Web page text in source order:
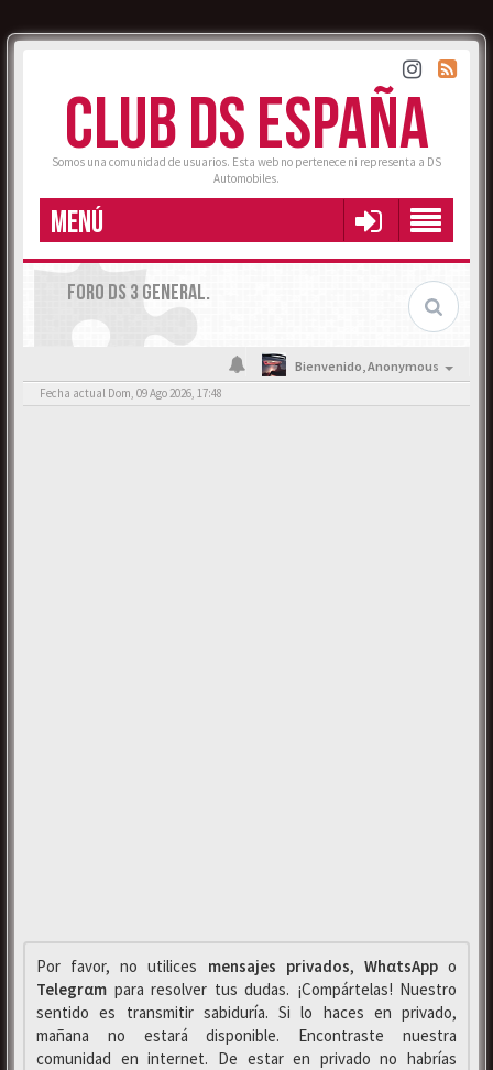
CLUB DS ESPAÑA
Somos una comunidad de usuarios. Esta web no pertenece ni representa a DS
Automobiles.
MENÚ
FORO DS 3 GENERAL.
Bienvenido,Anonymous
Fecha actual Dom, 09 Ago 2026, 17:48
Por favor, no utilices mensajes privados, WhαtsAppo
Telegrαm para resolver tus dudas. ¡Compártelas! Nuestro
sentido es transmitir sabiduría. Si lo haces en privado,
mañana no estará disponible. Encontraste nuestra
comunidad en internet. De estar en privado no habrías